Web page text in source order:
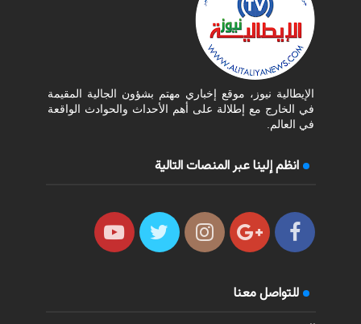
الإيطالية نيوز، موقع إخباري مهتم بشؤون الجالية المقيمة
في الخارج مع إطلالة على أهم الأحداث والحوادث الواقعة
في العالم.
انظم إلينا عبر المنصات التالية
للتواصل معنا